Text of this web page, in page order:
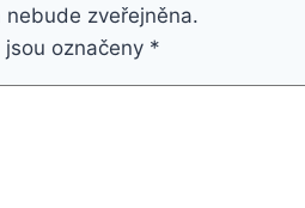
zveřejněna.
označeny *